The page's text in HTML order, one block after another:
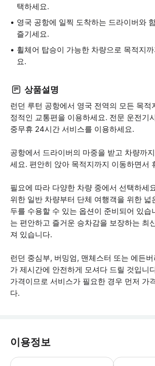
택하세요.
영국 공항에 일찍 도착하는 드라이버와
즐기세요.
휠체어 탑승이 가능한 차량으로 목적지
요.
상품설명
런던 루턴 공항에서 영국 전역의 모든 목적
정적인 교통편을 이용하세요. 전문 운전기
중무휴 24시간 서비스를 이용하세요.
공항에서 드라이버의 마중을 받고 차량까
세요. 편안히 앉아 목적지까지 이동하면서
필요에 따라 다양한 차량 중에서 선택하세
위한 일반 차량부터 단체 여행객을 위한 넓
두를 수용할 수 있는 옵션이 준비되어 있습
는 편안하고 즐거운 승차감을 보장하는 최
져 있습니다.
런던 중심부, 버밍엄, 맨체스터 또는 에든
가 제시간에 안전하게 모셔다 드릴 것입니
가격이므로 서비스가 필요한 경우 먼저 가
다.
이용정보
공항 이동은